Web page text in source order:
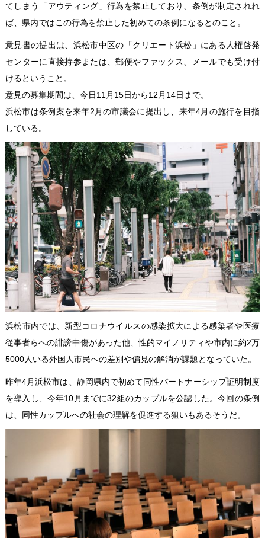
てしまう「アウティング」行為を禁止しており、条例が制定されれ
ば、県内ではこの行為を禁止した初めての条例になるとのこと。
意見書の提出は、浜松市中区の「クリエート浜松」にある人権啓発
センターに直接持参または、郵便やファックス、メールでも受け付
けるということ。
意見の募集期間は、今日11月15日から12月14日まで。
浜松市は条例案を来年2月の市議会に提出し、来年4月の施行を目指
している。
浜松市内では、新型コロナウイルスの感染拡大による感染者や医療
従事者らへの誹謗中傷があった他、性的マイノリティや市内に約2万
5000人いる外国人市民への差別や偏見の解消が課題となっていた。
昨年4月浜松市は、静岡県内で初めて同性パートナーシップ証明制度
を導入し、今年10月までに32組のカップルを公認した。今回の条例
は、同性カップルへの社会の理解を促進する狙いもあるそうだ。